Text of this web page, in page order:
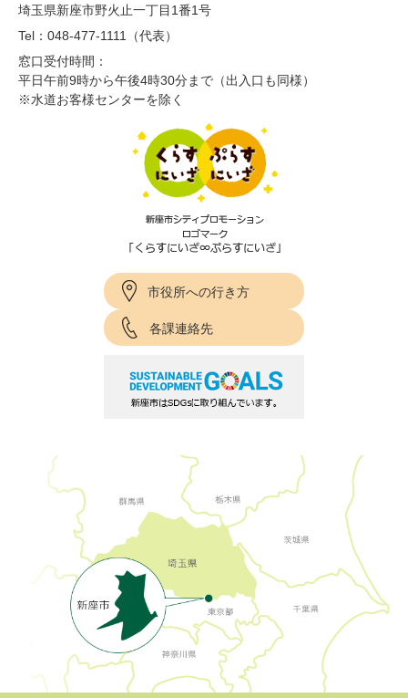
埼玉県新座市野火止一丁目1番1号
Tel：048-477-1111（代表）
窓口受付時間：
平日午前9時から午後4時30分まで（出入口も同様）
※水道お客様センターを除く
市役所への行き方
各課連絡先